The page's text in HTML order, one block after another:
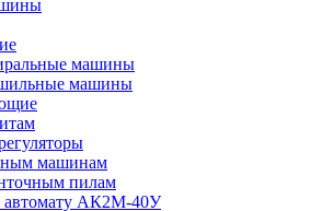
машины
машины
машинам
пилам
автомату АК2М-40У